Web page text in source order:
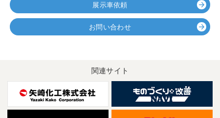
展示車依頼
お問い合わせ
関連サイト